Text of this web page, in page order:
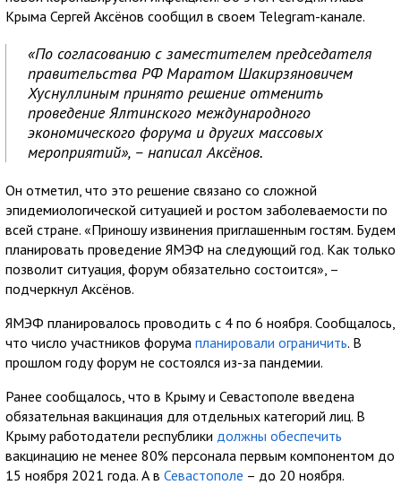
Крыма Сергей Аксёнов сообщил в своем Telegram-канале.
«По согласованию с заместителем председателя
правительства РФ Маратом Шакирзяновичем
Хуснуллиным принято решение отменить
проведение Ялтинского международного
экономического форума и других массовых
мероприятий», – написал Аксёнов.
Он отметил, что это решение связано со сложной
эпидемиологической ситуацией и ростом заболеваемости по
всей стране. «Приношу извинения приглашенным гостям. Будем
планировать проведение ЯМЭФ на следующий год. Как только
позволит ситуация, форум обязательно состоится», –
подчеркнул Аксёнов.
ЯМЭФ планировалось проводить с 4 по 6 ноября. Сообщалось,
что число участников форума планировали ограничить. В
прошлом году форум не состоялся из-за пандемии.
Ранее сообщалось, что в Крыму и Севастополе введена
обязательная вакцинация для отдельных категорий лиц. В
Крыму работодатели республики должны обеспечить
вакцинацию не менее 80% персонала первым компонентом до
15 ноября 2021 года. А в Севастополе – до 20 ноября.